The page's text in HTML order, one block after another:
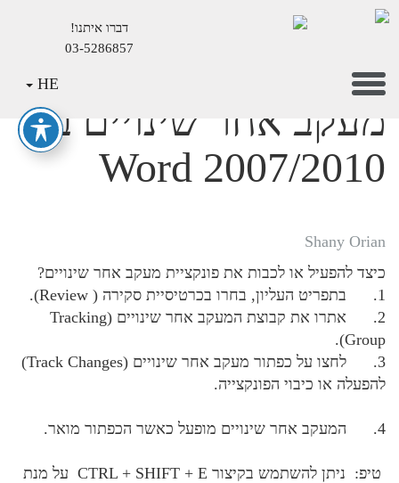
Main
Content
דברו איתנו!
03-5286857
Toggle
navigation
HE
מעקב אחר שינויים ב
Word 2007/2010
Shany Orian
כיצד להפעיל או לכבות את פונקציית מעקב אחר שינויים?
1. בתפריט העליון, בחרו בכרטיסיית סקירה ( Review).
2. אתרו את קבוצת המעקב אחר שינויים (Tracking
Group).
3. לחצו על כפתור מעקב אחר שינויים (Track Changes)
להפעלה או כיבוי הפונקצייה.
4. המעקב אחר שינויים מופעל כאשר הכפתור מואר.
טיפ: ניתן להשתמש בקיצור CTRL + SHIFT + E על מנת